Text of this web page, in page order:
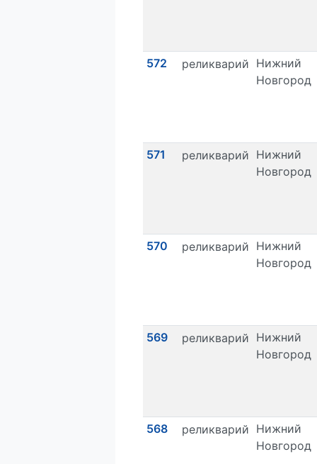
572 реликварий Нижний
Новгород
571 реликварий Нижний
Новгород
570 реликварий Нижний
Новгород
569 реликварий Нижний
Новгород
568 реликварий Нижний
Новгород